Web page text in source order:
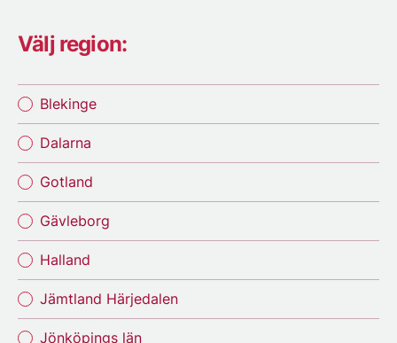
Välj region:
Blekinge
Dalarna
Gotland
Gävleborg
Halland
Jämtland Härjedalen
Jönköpings län